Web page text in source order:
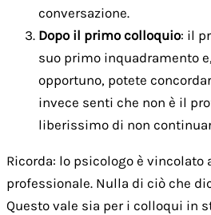
conversazione.
Dopo il primo colloquio: il
suo primo inquadramento
opportuno, potete
invece senti che non è il
liberissimo di non
Ricorda: lo psicologo è vincolato
professionale. Nulla di ciò che
Questo vale sia per i colloqui in